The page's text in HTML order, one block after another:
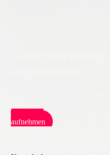
Kontakt
aufnehmen